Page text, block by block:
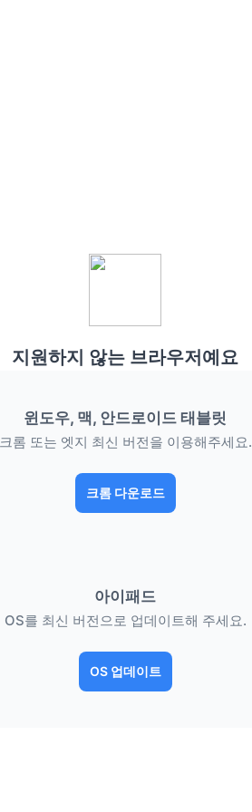
지원하지 않는 브라우저예요
윈도우, 맥, 안드로이드 태블릿
크롬 또는 엣지 최신 버전을 이용해주세요.
크롬 다운로드
아이패드
OS를 최신 버전으로 업데이트해 주세요.
OS 업데이트